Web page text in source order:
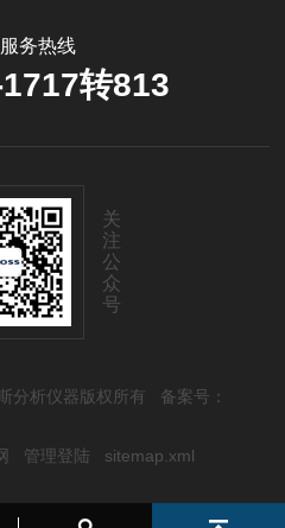
务热线
转813
关
注
公
众
号
分析仪器版权所有 备案号：
管理登陆 sitemap.xml